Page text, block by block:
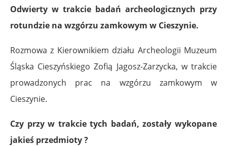
Odwierty w trakcie badań archeologicznych przy
rotundzie na wzgórzu zamkowym w Cieszynie.
Rozmowa z Kierownikiem działu Archeologii Muzeum
Śląska Cieszyńskiego Zofią Jagosz-Zarzycka, w trakcie
prowadzonych prac na wzgórzu zamkowym w
Cieszynie.
Czy przy w trakcie tych badań, zostały wykopane
jakieś przedmioty ?